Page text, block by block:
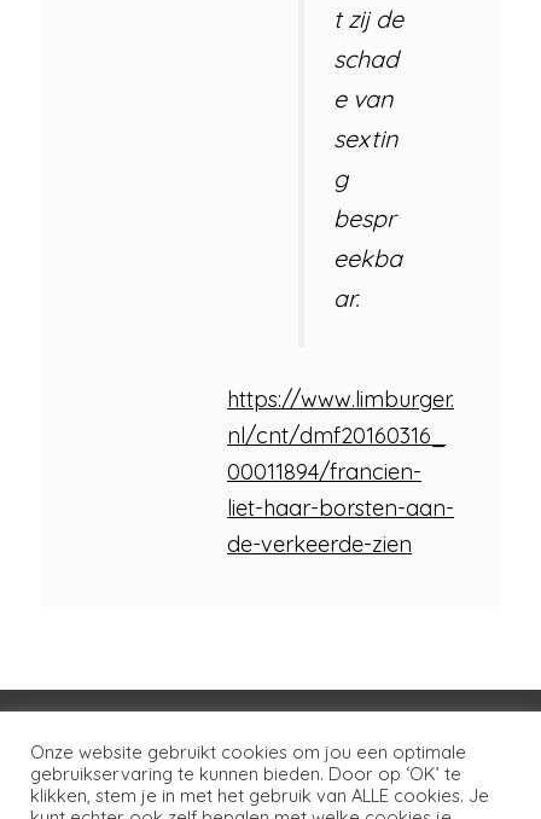
t zij de
schad
e van
sextin
g
bespr
eekba
ar.
https://www.limburger.
nl/cnt/dmf20160316_
00011894/francien-
liet-haar-borsten-aan-
de-verkeerde-zien
Voorwaarden Huisregels
Privacybeleid
Disclaimer
Over LSG Ons netwerk Contact
Onze website gebruikt cookies om jou een optimale
gebruikservaring te kunnen bieden. Door op ‘OK’ te
klikken, stem je in met het gebruik van ALLE cookies. Je